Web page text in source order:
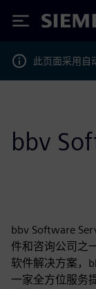
Siemens
此页面采用自
bbv
bbv Software
件和咨询公司之
软件解决方案，
一家全方位服务